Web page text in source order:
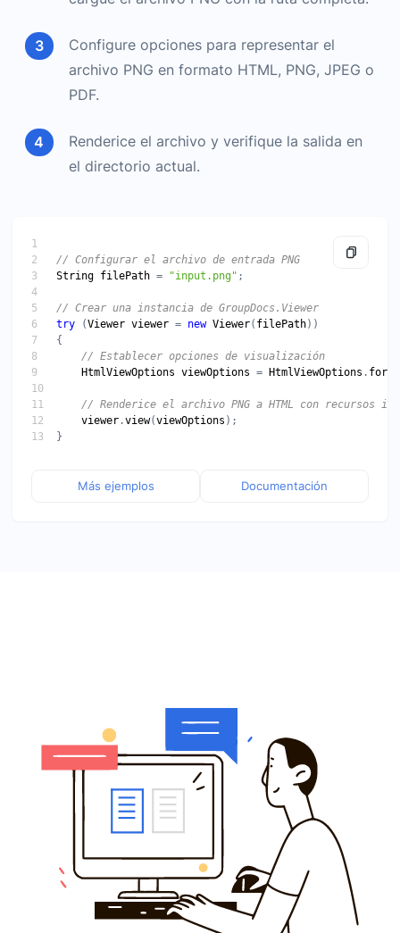
Configure opciones para representar el
archivo PNG en formato HTML, PNG, JPEG o
PDF.
Renderice el archivo y verifique la salida en
el directorio actual.
String filePath = "input.png"
try (Viewer viewer = new Viewer( filePath
HtmlViewOptions viewOptions = HtmlViewOptions .
viewer .view(viewOptions
Más ejemplos Documentación